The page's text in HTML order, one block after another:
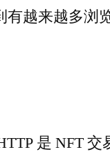
有越来越多浏
是 NFT 交